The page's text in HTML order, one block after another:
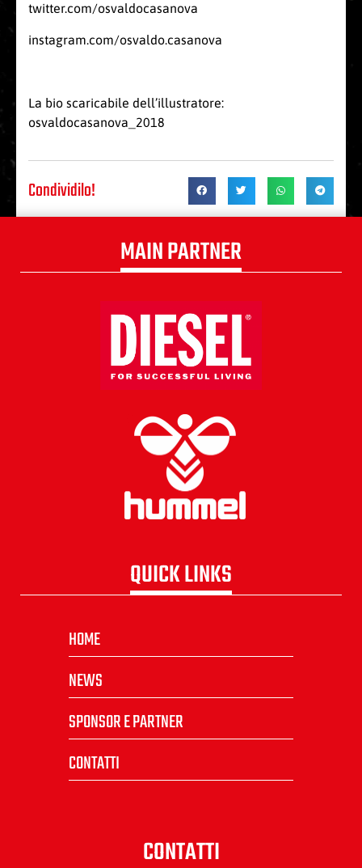
twitter.com/osvaldocasanova
instagram.com/osvaldo.casanova
La bio scaricabile dell’illustratore:
osvaldocasanova_2018
Condividilo!
MAIN PARTNER
QUICK LINKS
HOME
NEWS
SPONSOR E PARTNER
CONTATTI
CONTATTI